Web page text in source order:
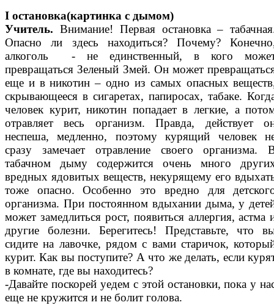
I остановка(картинка с дымом)
Учитель. Внимание! Первая остановка –
Опасно ли здесь находиться? Почему?
алкоголь - не единственный, в кого
превращаться Зеленый Змей. Он может
еще и в никотин – одно из самых опасных
скрывающееся в сигаретах, папиросах, табаке.
человек курит, никотин попадает в легкие, а
отравляет весь организм. Правда, действует
неспеша, медленно, поэтому курящий человек
сразу замечает отравление своего организма.
табачном дыму содержится очень много
вредных ядовитых веществ, некурящему его
тоже опасно. Особенно это вредно для
организма. При постоянном вдыхании дыма, у
может замедлиться рост, появиться аллергия, астма
другие болезни. Берегитесь! Представьте, что
сидите на лавочке, рядом с вами старичок,
курит. Как вы поступите? А что же делать, если
в комнате, где вы находитесь?
-Давайте поскорей уедем с этой остановки, пока у
еще не кружится и не болит голова.